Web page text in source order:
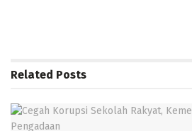
Related Posts